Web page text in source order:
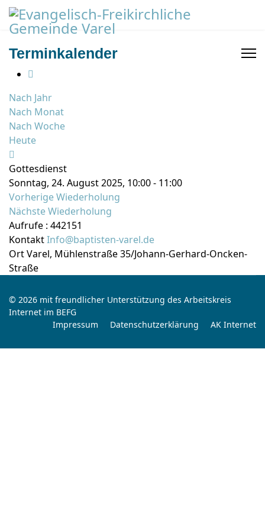
Terminkalender
Nach Jahr
Nach Monat
Nach Woche
Heute
Gottesdienst
Sonntag, 24. August 2025, 10:00 - 11:00
Vorherige Wiederholung
Nächste Wiederholung
Aufrufe : 442151
KontaktInfo@baptisten-varel.de
OrtVarel, Mühlenstraße 35/Johann-Gerhard-Oncken-
Straße
© 2026 mit freundlicher Unterstützung des Arbeitskreis
Internet im BEFG
Impressum
Datenschutzerklärung AK Internet